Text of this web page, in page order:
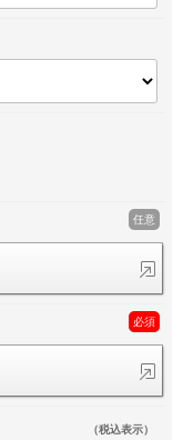
任意
必須
（税込表示）